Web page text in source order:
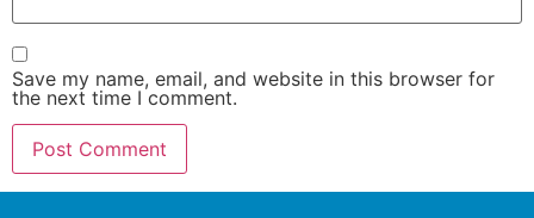
Save my name, email, and website in this browser for
the next time I comment.